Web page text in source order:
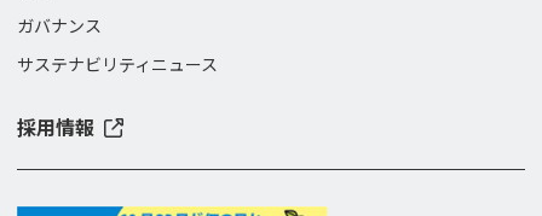
ガバナンス
サステナビリティニュース
採用情報